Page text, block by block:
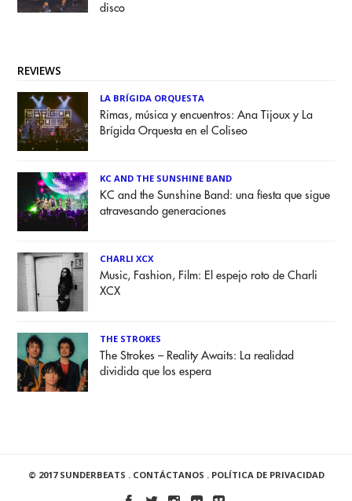
disco
REVIEWS
LA BRÍGIDA ORQUESTA
Rimas, música y encuentros: Ana Tijoux y La
Brígida Orquesta en el Coliseo
KC AND THE SUNSHINE BAND
KC and the Sunshine Band: una fiesta que sigue
atravesando generaciones
CHARLI XCX
Music, Fashion, Film: El espejo roto de Charli
XCX
THE STROKES
The Strokes – Reality Awaits: La realidad
dividida que los espera
© 2017 SUNDERBEATS . CONTÁCTANOS . POLÍTICA DE PRIVACIDAD